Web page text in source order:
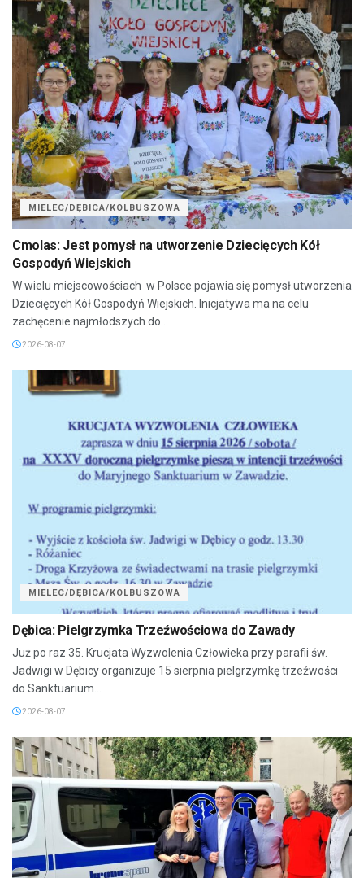
MIELEC/DĘBICA/KOLBUSZOWA
Cmolas: Jest pomysł na utworzenie Dziecięcych Kół
Gospodyń Wiejskich
W wielu miejscowościach w Polsce pojawia się pomysł utworzenia
Dziecięcych Kół Gospodyń Wiejskich. Inicjatywa ma na celu
zachęcenie najmłodszych do...
2026-08-07
MIELEC/DĘBICA/KOLBUSZOWA
Dębica: Pielgrzymka Trzeźwościowa do Zawady
Już po raz 35. Krucjata Wyzwolenia Człowieka przy parafii św.
Jadwigi w Dębicy organizuje 15 sierpnia pielgrzymkę trzeźwości
do Sanktuarium...
2026-08-07